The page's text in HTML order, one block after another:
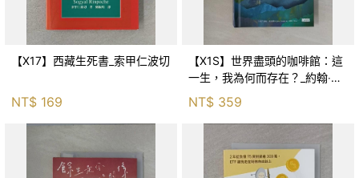
【X17】西藏生死書_索甲仁波切
NT$ 169
【X1S】世界盡頭的咖啡館：這
一生，我為何而存在？_約翰‧史
崔勒基, Elsa
NT$ 359